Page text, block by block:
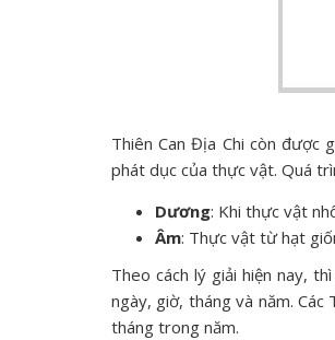
Thiên Can Địa Chi còn được
phát dục của thực vật. Quá
Dương: Khi thực vật
Âm: Thực vật từ hạt
Theo cách lý giải hiện nay,
ngày, giờ, tháng và năm.
tháng trong năm.